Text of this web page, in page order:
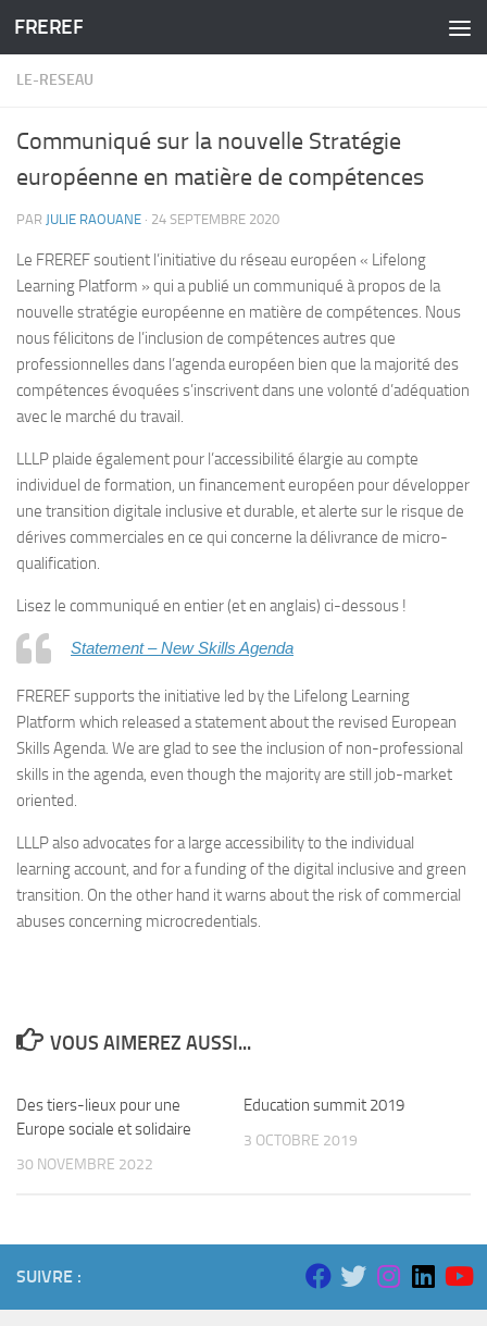
Skip to content
FREREF
LE-RESEAU
Communiqué sur la nouvelle Stratégie
européenne en matière de compétences
PAR JULIE RAOUANE · 24 SEPTEMBRE 2020
Le FREREF soutient l’initiative du réseau européen « Lifelong
Learning Platform » qui a publié un communiqué à propos de la
nouvelle stratégie européenne en matière de compétences. Nous
nous félicitons de l’inclusion de compétences autres que
professionnelles dans l’agenda européen bien que la majorité des
compétences évoquées s’inscrivent dans une volonté d’adéquation
avec le marché du travail.
LLLP plaide également pour l’accessibilité élargie au compte
individuel de formation, un financement européen pour développer
une transition digitale inclusive et durable, et alerte sur le risque de
dérives commerciales en ce qui concerne la délivrance de micro-
qualification.
Lisez le communiqué en entier (et en anglais) ci-dessous !
Statement – New Skills Agenda
FREREF supports the initiative led by the Lifelong Learning
Platform which released a statement about the revised European
Skills Agenda. We are glad to see the inclusion of non-professional
skills in the agenda, even though the majority are still job-market
oriented.
LLLP also advocates for a large accessibility to the individual
learning account, and for a funding of the digital inclusive and green
transition. On the other hand it warns about the risk of commercial
abuses concerning microcredentials.
VOUS AIMEREZ AUSSI...
Des tiers-lieux pour une
Europe sociale et solidaire
30 NOVEMBRE 2022
Education summit 2019
3 OCTOBRE 2019
SUIVRE :